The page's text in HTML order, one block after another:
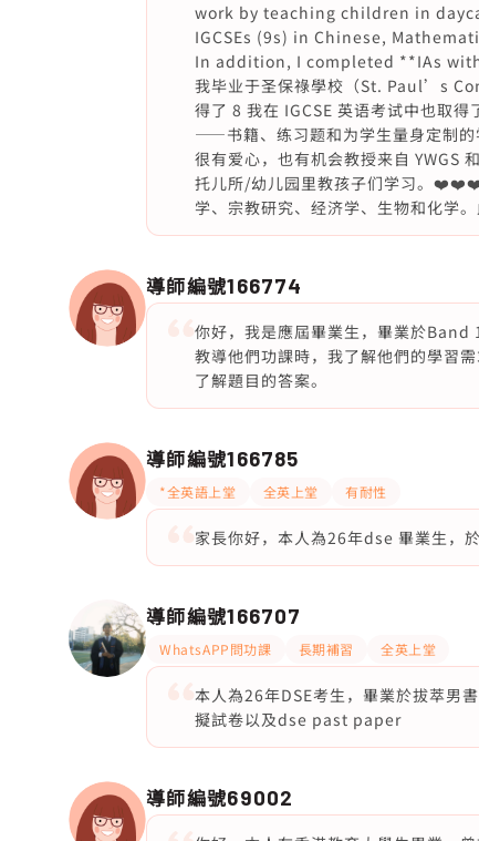
work by teaching children in
IGCSEs (9s) in Chinese,
In addition, I completed **IAs with
我毕业于圣保祿學校（St. Paul’s
得了 8 我在 IGCSE 英语考试中也取
——书籍、练习题和为学生量身定制的
很有爱心，也有机会教授来自 YWGS
托儿所/幼儿园里教孩子们学习。❤️❤️❤️
学、宗教研究、经济学、生物和化学
導師編號166774
你好，我是應屆畢業生，畢業於Band
教導他們功課時，我了解他們的學習
了解題目的答案。
導師編號166785
*全英語上堂 全英上堂 有耐性
家長你好，本人為26年dse 畢業生，
導師編號166707
WhatsAPP問功課 長期補習 全英上堂
本人為26年DSE考生，畢業於拔萃男
擬試卷以及dse past paper
導師編號69002